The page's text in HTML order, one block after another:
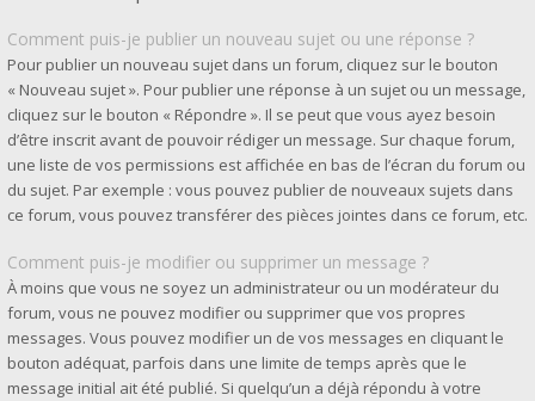
Comment puis-je publier un nouveau sujet ou une réponse ?
Pour publier un nouveau sujet dans un forum, cliquez sur le bouton
« Nouveau sujet ». Pour publier une réponse à un sujet ou un message,
cliquez sur le bouton « Répondre ». Il se peut que vous ayez besoin
d’être inscrit avant de pouvoir rédiger un message. Sur chaque forum,
une liste de vos permissions est affichée en bas de l’écran du forum ou
du sujet. Par exemple : vous pouvez publier de nouveaux sujets dans
ce forum, vous pouvez transférer des pièces jointes dans ce forum, etc.
Comment puis-je modifier ou supprimer un message ?
À moins que vous ne soyez un administrateur ou un modérateur du
forum, vous ne pouvez modifier ou supprimer que vos propres
messages. Vous pouvez modifier un de vos messages en cliquant le
bouton adéquat, parfois dans une limite de temps après que le
message initial ait été publié. Si quelqu’un a déjà répondu à votre